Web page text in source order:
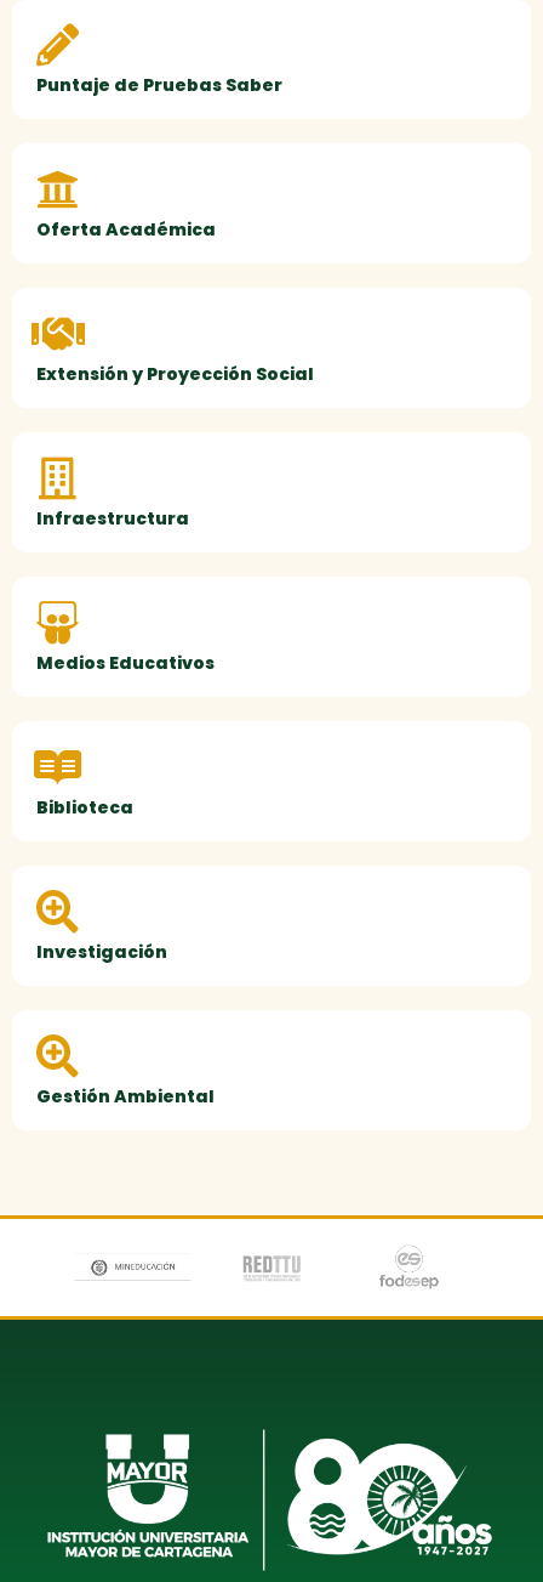
Puntaje de Pruebas Saber
Oferta Académica
Extensión y Proyección Social
Infraestructura
Medios Educativos
Biblioteca
Investigación
Gestión Ambiental